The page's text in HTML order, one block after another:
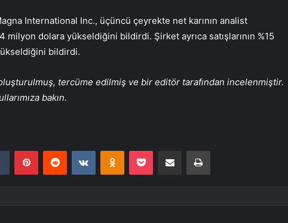
International Inc., üçüncü çeyrekte net karının analist
dolara yükseldiğini bildirdi. Şirket ayrıca satışlarının %15
bildirdi.
tercüme edilmiş ve bir editör tarafından incelenmiştir.
bakın.
Tumblr PinterestReddit VKontakteOdnoklassniki
Pocket E-Posta ile paylaş Yazdır